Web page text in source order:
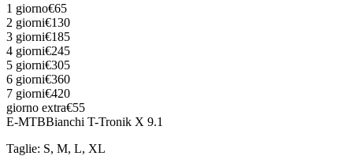
1 giorno€65
2 giorni€130
3 giorni€185
4 giorni€245
5 giorni€305
6 giorni€360
7 giorni€420
giorno extra€55
E-MTBBianchi T-Tronik X 9.1
Taglie: S, M, L, XL